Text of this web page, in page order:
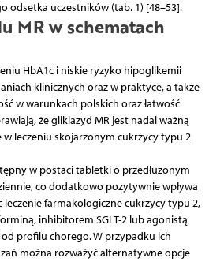
odsetka uczestników (tab. 1) [48–53].
MR w schematach
HbA1c i niskie ryzyko hipoglikemii
klinicznych oraz w praktyce, a także
w warunkach polskich oraz łatwość
że gliklazyd MR jest nadal ważną
leczeniu skojarzonym cukrzycy typu 2
w postaci tabletki o przedłużonym
co dodatkowo pozytywnie wpływa
leczenie farmakologiczne cukrzycy typu 2,
inhibitorem SGLT-2 lub agonistą
od profilu chorego. W przypadku ich
można rozważyć alternatywne opcje